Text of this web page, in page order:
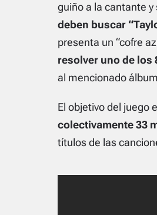
guiño a la cantante y
deben buscar
presenta un “cofre
resolver uno de los
al mencionado
El objetivo del juego
colectivamente 33
títulos de las